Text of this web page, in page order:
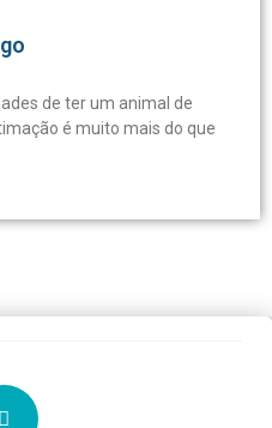
de ter um animal de
é muito mais do que